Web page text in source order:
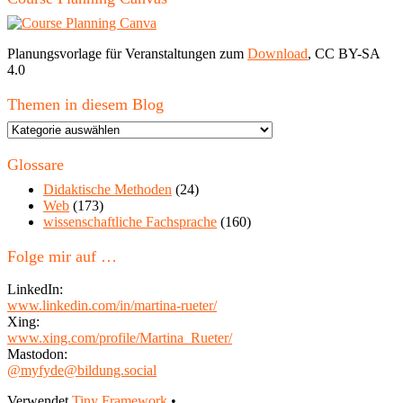
Planungsvorlage für Veranstaltungen zum Download, CC BY-SA
4.0
Themen in diesem Blog
Themen
diesem
Glossare
Didaktische Methoden (24)
Web (173)
wissenschaftliche Fachsprache (160)
Folge mir auf …
LinkedIn:
www.linkedin.com/in/martina-rueter/
Xing:
www.xing.com/profile/Martina_Rueter/
Mastodon:
@myfyde@bildung.social